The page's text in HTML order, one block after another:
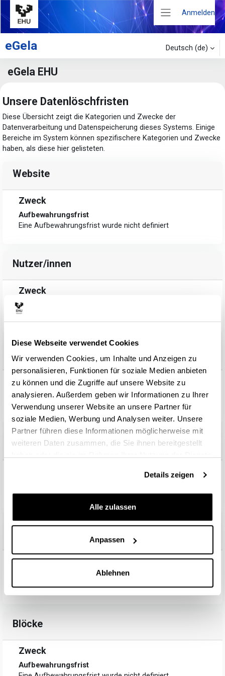
Diese Webseite verwendet Cookies
Wir verwenden Cookies, um Inhalte und Anzeigen zu
personalisieren, Funktionen für soziale Medien anbieten
zu können und die Zugriffe auf unsere Website zu
analysieren. Außerdem geben wir Informationen zu Ihrer
Verwendung unserer Website an unsere Partner für
soziale Medien, Werbung und Analysen weiter. Unsere
Partner führen diese Informationen möglicherweise mit
weiteren Daten zusammen, die Sie ihnen bereitgestellt
Details zeigen
Alle zulassen
Anpassen
Ablehnen
Website-
Anmelden
Zum Hauptinhalt
eGela Deutsch ‎(de)‎
eGela EHU
Unsere Datenlöschfristen
Diese Übersicht zeigt die Kategorien und Zwecke der
Datenverarbeitung und Datenspeicherung dieses Systems. Einige
Bereiche im System können spezifischere Kategorien und Zwecke
haben, als diese hier gelisteten.
Website
Zweck
Aufbewahrungsfrist
Eine Aufbewahrungsfrist wurde nicht definiert
Nutzer/innen
Zweck
Aufbewahrungsfrist
Eine Aufbewahrungsfrist wurde nicht definiert
Kursbereiche
Zweck
Aufbewahrungsfrist
Eine Aufbewahrungsfrist wurde nicht definiert
Kurse
Eine Aufbewahrungsfrist wurde nicht definiert
Zweck
Eine Aufbewahrungsfrist wurde nicht definiert
Blöcke
Zweck
Aufbewahrungsfrist